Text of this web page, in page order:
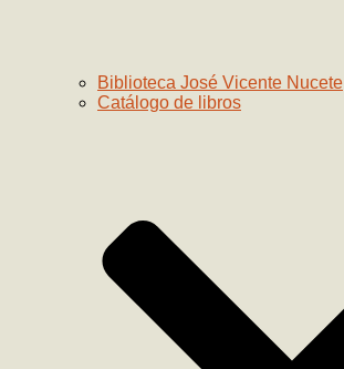
Biblioteca José Vicente Nucete
Catálogo de libros